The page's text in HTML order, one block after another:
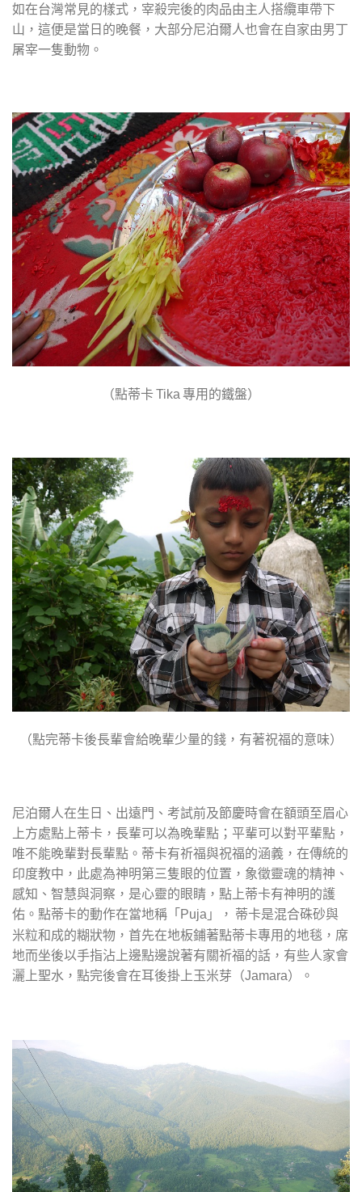
如在台灣常見的樣式，宰殺完後的肉品由主人搭纜車帶下
山，這便是當日的晚餐，大部分尼泊爾人也會在自家由男丁
屠宰一隻動物。
（點蒂卡Tika 專用的鐵盤）
（點完蒂卡後長輩會給晚輩少量的錢，有著祝福的意味）
尼泊爾人在生日、出遠門、考試前及節慶時會在額頭至眉心
上方處點上蒂卡，長輩可以為晚輩點；平輩可以對平輩點，
唯不能晚輩對長輩點。蒂卡有祈福與祝福的涵義，在傳統的
印度教中，此處為神明第三隻眼的位置，象徵靈魂的精神、
感知、智慧與洞察，是心靈的眼睛，點上蒂卡有神明的護
佑。點蒂卡的動作在當地稱「 Puja 」， 蒂卡是混合硃砂與
米粒和成的糊狀物，首先在地板鋪著點蒂卡專用的地毯，席
地而坐後以手指沾上邊點邊說著有關祈福的話，有些人家會
灑上聖水，點完後會在耳後掛上玉米芽（Jamara）。